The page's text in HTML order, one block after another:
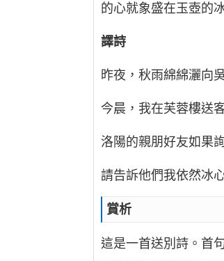
的心就象盛在玉壺的
譯詩
昨夜，秋雨綿綿灑向
今晨，我在芙蓉樓送
洛陽的親朋好友如果
請告訴他們我依然冰
賞析
這是一首送別詩。首